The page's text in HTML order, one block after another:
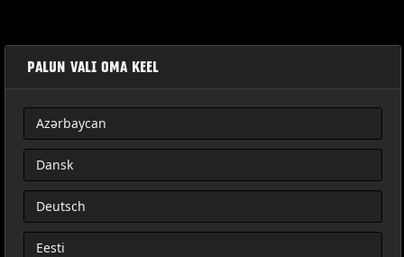
KIT DE FAISCEAU TOUR- PAK AMOVIBLE
PALUN VALI OMA KEEL
Azərbaycan
Dansk
Deutsch
Eesti